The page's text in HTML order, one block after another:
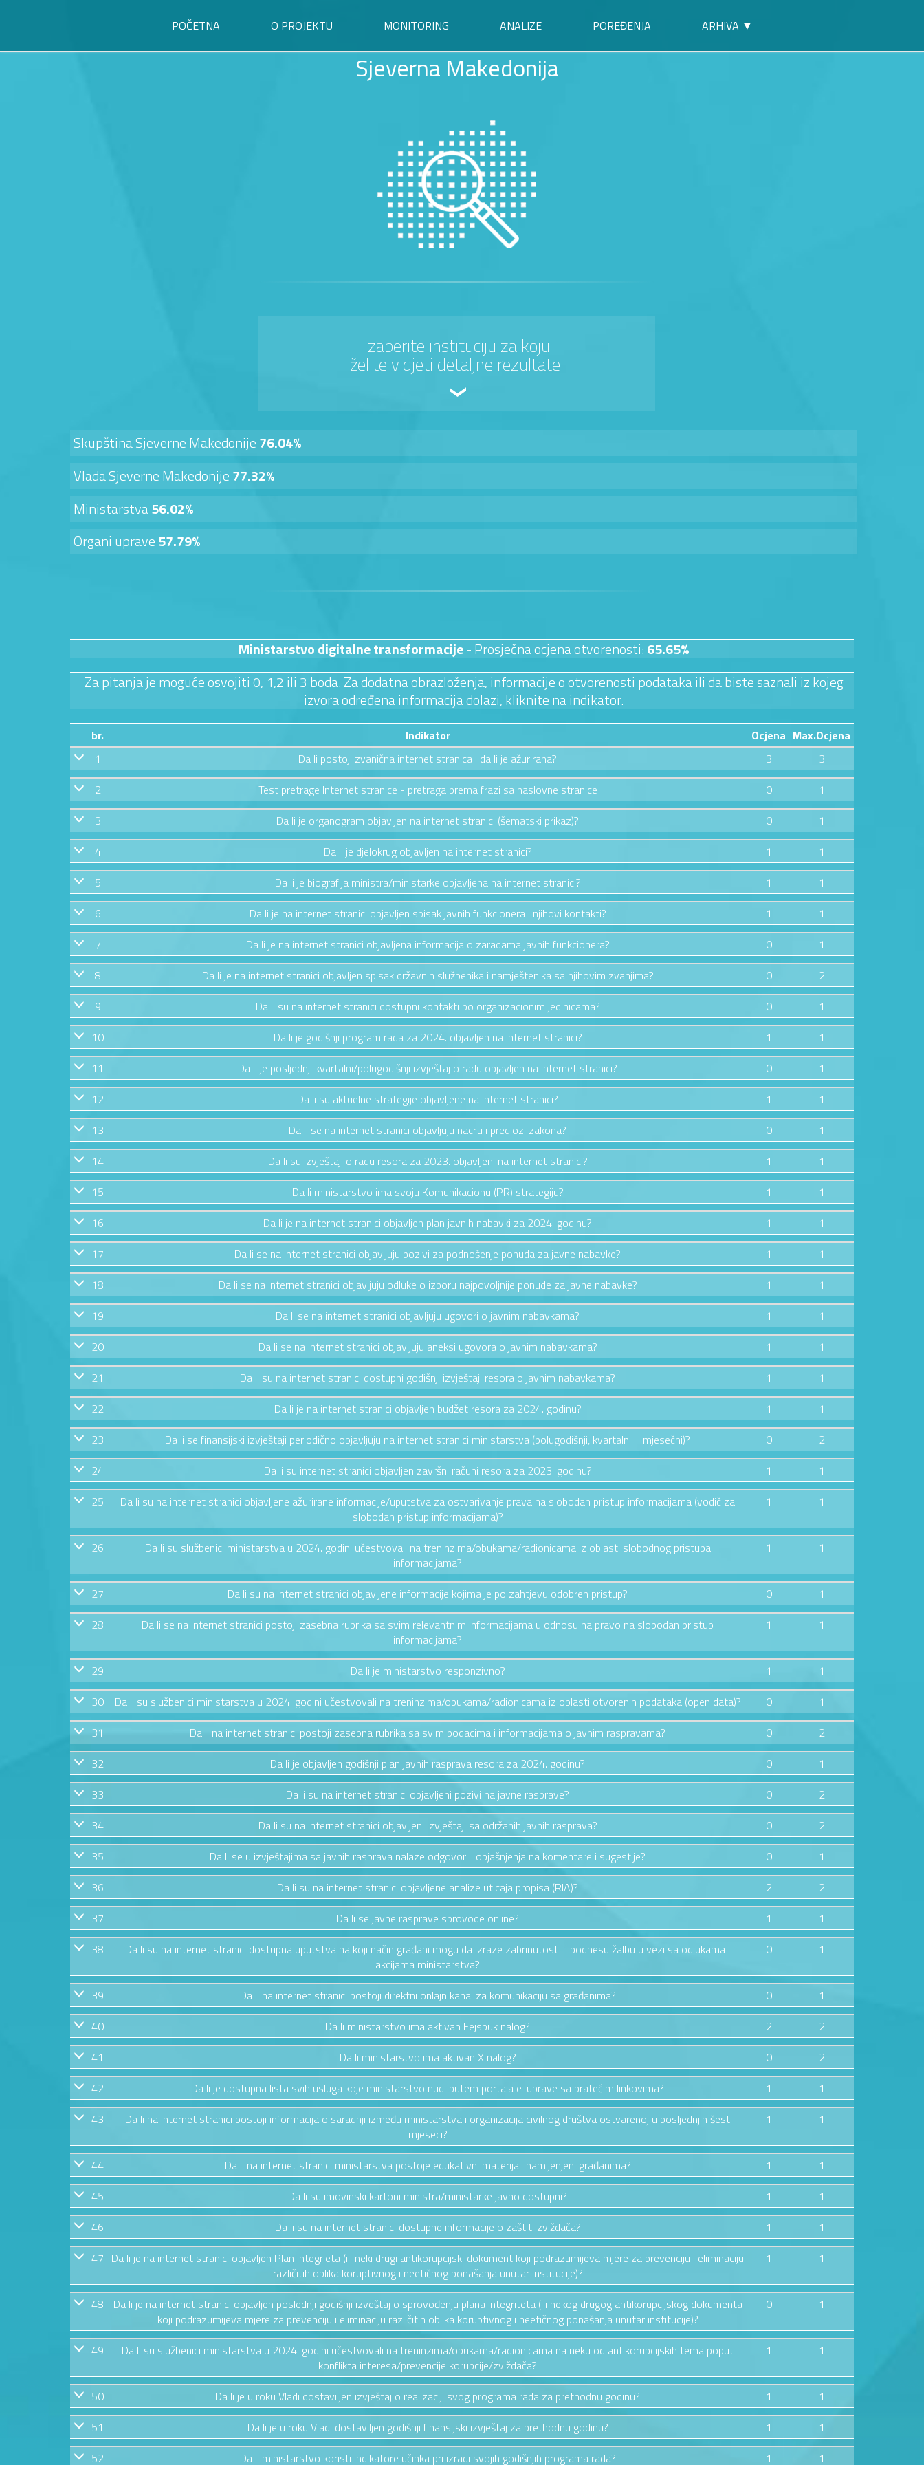
POČETNA O PROJEKTU MONITORING ANALIZE POREĐENJA ARHIVA ▼
Sjeverna Makedonija
Izaberite instituciju za koju
želite vidjeti detaljne rezultate:
Skupština Sjeverne Makedonije76.04%
Vlada Sjeverne Makedonije77.32%
Ministarstva56.02%
Organi uprave57.79%
Ministarstvo digitalne transformacije- Prosječna ocjena otvorenosti:65.65%
Za pitanja je moguće osvojiti 0, 1,2 ili 3 boda. Za dodatna obrazloženja, informacije o otvorenosti podataka ili da biste saznali iz kojeg
izvora određena informacija dolazi, kliknite na indikator.
br. Indikator Ocjena Max.Ocjena
1
Da li postoji zvanična internet stranica i da li je ažurirana? 3
3
2
Test pretrage Internet stranice - pretraga prema frazi sa naslovne stranice 0
1
3
Da li je organogram objavljen na internet stranici (šematski prikaz)? 0
1
4
Da li je djelokrug objavljen na internet stranici? 1
1
5
Da li je biografija ministra/ministarke objavljena na internet stranici? 1
1
6
Da li je na internet stranici objavljen spisak javnih funkcionera i njihovi kontakti? 1
1
7
Da li je na internet stranici objavljena informacija o zaradama javnih funkcionera? 0
1
8
Da li je na internet stranici objavljen spisak državnih službenika i namještenika sa njihovim zvanjima? 0
2
9
Da li su na internet stranici dostupni kontakti po organizacionim jedinicama? 0
1
10
Da li je godišnji program rada za 2024. objavljen na internet stranici? 1
1
11
Da li je posljednji kvartalni/polugodišnji izvještaj o radu objavljen na internet stranici? 0
1
12
Da li su aktuelne strategije objavljene na internet stranici? 1
1
13
Da li se na internet stranici objavljuju nacrti i predlozi zakona? 0
1
14
Da li su izvještaji o radu resora za 2023. objavljeni na internet stranici? 1
1
15
Da li ministarstvo ima svoju Komunikacionu (PR) strategiju? 1
1
16
Da li je na internet stranici objavljen plan javnih nabavki za 2024. godinu? 1
1
17
Da li se na internet stranici objavljuju pozivi za podnošenje ponuda za javne nabavke? 1
1
18
Da li se na internet stranici objavljuju odluke o izboru najpovoljnije ponude za javne nabavke? 1
1
19
Da li se na internet stranici objavljuju ugovori o javnim nabavkama? 1
1
20
Da li se na internet stranici objavljuju aneksi ugovora o javnim nabavkama? 1
1
21
Da li su na internet stranici dostupni godišnji izvještaji resora o javnim nabavkama? 1
1
22
Da li je na internet stranici objavljen budžet resora za 2024. godinu? 1
1
23
Da li se finansijski izvještaji periodično objavljuju na internet stranici ministarstva (polugodišnji, kvartalni ili mjesečni)? 0
2
24
Da li su internet stranici objavljen završni računi resora za 2023. godinu? 1
1
25
Da li su na internet stranici objavljene ažurirane informacije/uputstva za ostvarivanje prava na slobodan pristup informacijama (vodič za
slobodan pristup informacijama)?
1 1
26
Da li su službenici ministarstva u 2024. godini učestvovali na treninzima/obukama/radionicama iz oblasti slobodnog pristupa
informacijama?
1 1
27 Da li su na internet stranici objavljene informacije kojima je po zahtjevu odobren pristup? 0
1
28
Da li se na internet stranici postoji zasebna rubrika sa svim relevantnim informacijama u odnosu na pravo na slobodan pristup
informacijama?
1 1
29 Da li je ministarstvo responzivno? 1
1
30
Da li su službenici ministarstva u 2024. godini učestvovali na treninzima/obukama/radionicama iz oblasti otvorenih podataka (open data)? 0
1
31
Da li na internet stranici postoji zasebna rubrika sa svim podacima i informacijama o javnim raspravama? 0
2
32
Da li je objavljen godišnji plan javnih rasprava resora za 2024. godinu? 0
1
33
Da li su na internet stranici objavljeni pozivi na javne rasprave? 0
2
34
Da li su na internet stranici objavljeni izvještaji sa održanih javnih rasprava? 0
2
35
Da li se u izvještajima sa javnih rasprava nalaze odgovori i objašnjenja na komentare i sugestije? 0
1
36
Da li su na internet stranici objavljene analize uticaja propisa (RIA)? 2
2
37
Da li se javne rasprave sprovode online? 1
1
38
Da li su na internet stranici dostupna uputstva na koji način građani mogu da izraze zabrinutost ili podnesu žalbu u vezi sa odlukama i
akcijama ministarstva?
0 1
39 Da li na internet stranici postoji direktni onlajn kanal za komunikaciju sa građanima? 0
1
40
Da li ministarstvo ima aktivan Fejsbuk nalog? 2
2
41
Da li ministarstvo ima aktivan X nalog? 0
2
42
Da li je dostupna lista svih usluga koje ministarstvo nudi putem portala e-uprave sa pratećim linkovima? 1
1
43
Da li na internet stranici postoji informacija o saradnji između ministarstva i organizacija civilnog društva ostvarenoj u posljednjih šest
mjeseci?
1 1
44 Da li na internet stranici ministarstva postoje edukativni materijali namijenjeni građanima? 1
1
45
Da li su imovinski kartoni ministra/ministarke javno dostupni? 1
1
46
Da li su na internet stranici dostupne informacije o zaštiti zviždača? 1
1
47 Da li je na internet stranici objavljen Plan integrieta (ili neki drugi antikorupcijski dokument koji podrazumijeva mjere za prevenciju i eliminaciju
različitih oblika koruptivnog i neetičnog ponašanja unutar institucije)?
1 1
48
Da li je na internet stranici objavljen poslednji godišnji izveštaj o sprovođenju plana integriteta (ili nekog drugog antikorupcijskog dokumenta
koji podrazumijeva mjere za prevenciju i eliminaciju različitih oblika koruptivnog i neetičnog ponašanja unutar institucije)?
0 1
49
Da li su službenici ministarstva u 2024. godini učestvovali na treninzima/obukama/radionicama na neku od antikorupcijskih tema poput
konflikta interesa/prevencije korupcije/zviždača?
1 1
50 Da li je u roku Vladi dostaviljen izvještaj o realizaciji svog programa rada za prethodnu godinu? 1
1
51
Da li je u roku Vladi dostaviljen godišnji finansijski izvještaj za prethodnu godinu? 1
1
52
Da li ministarstvo koristi indikatore učinka pri izradi svojih godišnjih programa rada? 1 1